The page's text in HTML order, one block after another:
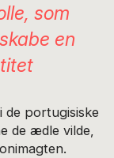
som
en
de portugisiske
de ædle vilde,